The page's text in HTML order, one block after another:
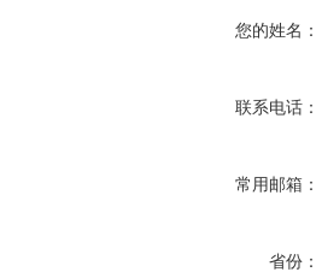
您的姓名：
联系电话：
常用邮箱：
省份：